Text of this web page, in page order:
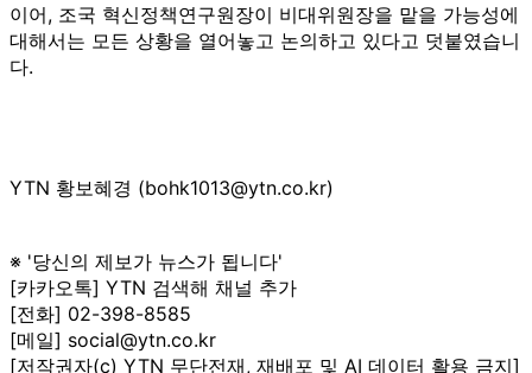
이어, 조국 혁신정책연구원장이 비대위원장을 맡을 가능성에
대해서는 모든 상황을 열어놓고 논의하고 있다고 덧붙였습니
다.
YTN 황보혜경 (bohk1013@ytn.co.kr)
※ '당신의 제보가 뉴스가 됩니다'
[카카오톡] YTN 검색해 채널 추가
[전화] 02-398-8585
[메일] social@ytn.co.kr
[저작권자(c) YTN 무단전재, 재배포 및 AI 데이터 활용 금지]